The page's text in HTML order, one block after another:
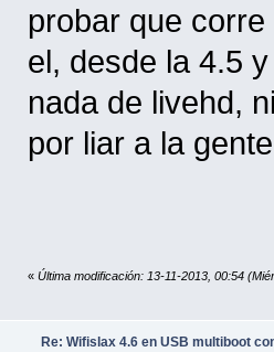
probar que
el, desde la 4.5
nada de livehd,
por liar a la gente
« Última modificación: 13-11-2013, 00:54
Re: Wifislax 4.6 en USB multiboot